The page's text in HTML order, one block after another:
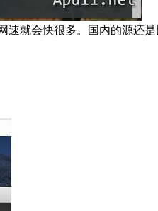
速就会快很多。国内的源还